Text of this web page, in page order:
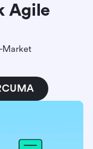
Agile
Market